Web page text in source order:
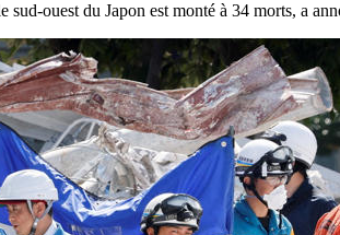
ouest du Japon est monté à 34 morts, a